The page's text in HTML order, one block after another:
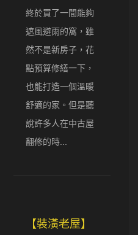
終於買了一間能夠
遮風避雨的窩，雖
然不是新房子，花
點預算修繕一下，
也能打造一個溫暖
舒適的家。但是聽
說許多人在中古屋
翻修的時...
【裝潢老屋】